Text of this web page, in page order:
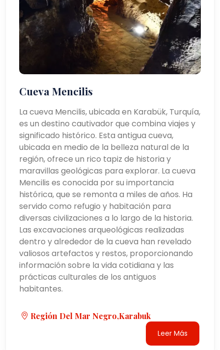
Cueva Mencilis
La cueva Mencilis, ubicada en Karabük, Turquía,
es un destino cautivador que combina viajes y
significado histórico. Esta antigua cueva,
ubicada en medio de la belleza natural de la
región, ofrece un rico tapiz de historia y
maravillas geológicas para explorar. La cueva
Mencilis es conocida por su importancia
histórica, que se remonta a miles de años. Ha
servido como refugio y habitación para
diversas civilizaciones a lo largo de la historia.
Las excavaciones arqueológicas realizadas
dentro y alrededor de la cueva han revelado
valiosos artefactos y restos, proporcionando
información sobre la vida cotidiana y las
prácticas culturales de los antiguos
habitantes.
Región Del Mar Negro,Karabuk
Leer Más